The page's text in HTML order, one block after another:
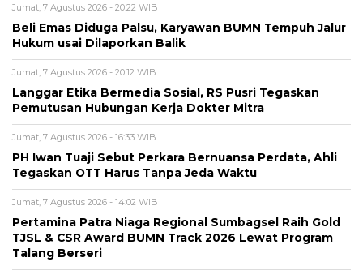
Jumat, 7 Agustus 2026 - 20:22 WIB
Beli Emas Diduga Palsu, Karyawan BUMN Tempuh Jalur
Hukum usai Dilaporkan Balik
Jumat, 7 Agustus 2026 - 20:12 WIB
Langgar Etika Bermedia Sosial, RS Pusri Tegaskan
Pemutusan Hubungan Kerja Dokter Mitra
Jumat, 7 Agustus 2026 - 16:33 WIB
PH Iwan Tuaji Sebut Perkara Bernuansa Perdata, Ahli
Tegaskan OTT Harus Tanpa Jeda Waktu
Jumat, 7 Agustus 2026 - 14:02 WIB
Pertamina Patra Niaga Regional Sumbagsel Raih Gold
TJSL & CSR Award BUMN Track 2026 Lewat Program
Talang Berseri